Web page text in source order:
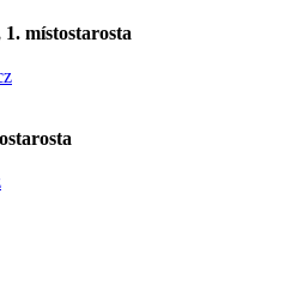
místostarosta